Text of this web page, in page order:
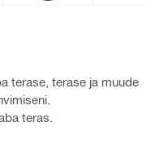
terase, terase ja muude
teras.